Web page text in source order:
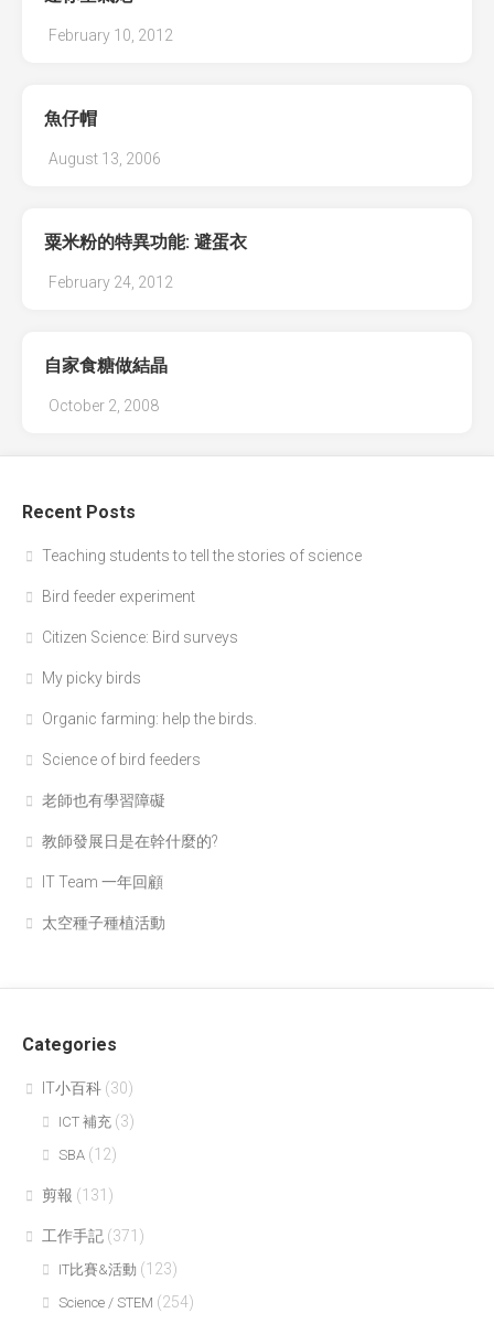
February 10, 2012
魚仔帽
August 13, 2006
粟米粉的特異功能: 避蛋衣
February 24, 2012
自家食糖做結晶
October 2, 2008
Recent Posts
Teaching students to tell the stories of science
Bird feeder experiment
Citizen Science: Bird surveys
My picky birds
Organic farming: help the birds.
Science of bird feeders
老師也有學習障礙
教師發展日是在幹什麼的?
IT Team 一年回顧
太空種子種植活動
Categories
IT小百科 (30)
ICT 補充 (3)
SBA (12)
剪報 (131)
工作手記 (371)
IT比賽&活動 (123)
Science / STEM (254)